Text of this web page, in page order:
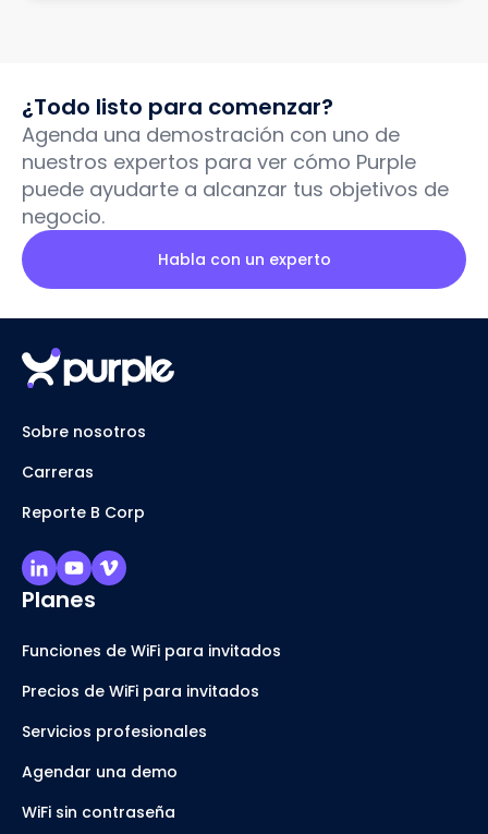
¿Todo listo para comenzar?
Agenda una demostración con uno de
nuestros expertos para ver cómo Purple
puede ayudarte a alcanzar tus objetivos de
negocio.
Habla con un experto
Sobre nosotros
Carreras
Reporte B Corp
Planes
Funciones de WiFi para invitados
Precios de WiFi para invitados
Servicios profesionales
Agendar una demo
WiFi sin contraseña